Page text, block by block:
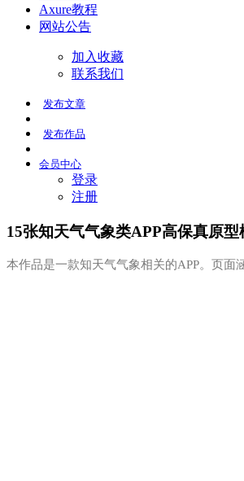
Axure教程
网站公告
加入收藏
联系我们
发布文章
发布作品
会员中心
登录
注册
15张知天气气象类APP高保真原型
本作品是一款知天气气象相关的APP。页面